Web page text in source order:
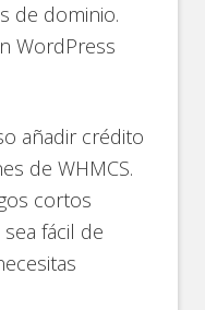
de dominio.
WordPress
añadir crédito
de WHMCS.
cortos
fácil de